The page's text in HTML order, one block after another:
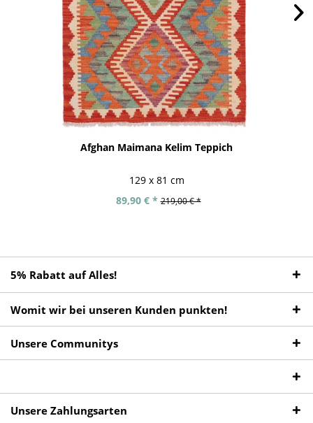
Afghan Maimana Kelim Teppich
129 x 81 cm
89,90 € * 219,00 € *
5% Rabatt auf Alles!
Womit wir bei unseren Kunden punkten!
Unsere Communitys
Unsere Zahlungsarten